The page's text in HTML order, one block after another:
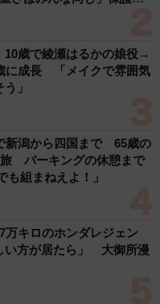
10歳で綾瀬はるかの娘役→
に成長 「メイクで雰囲気
」
新潟から四国まで 65歳の
パーキングの休憩まで
組まねえよ！」
万キロのホンダレジェン
い方が居たら」 大御所漫